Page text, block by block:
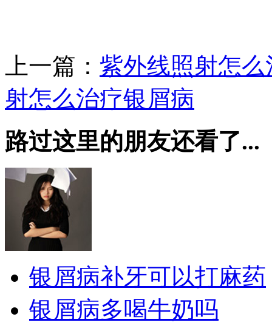
上一篇： 紫外线照射怎
射怎么治疗银屑病
路过这里的朋友还看了...
银屑病补牙可以打麻药
银屑病多喝牛奶吗